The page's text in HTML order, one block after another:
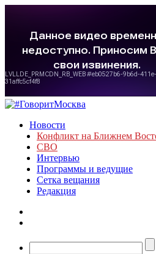
Новости
Конфликт на Ближнем
СВО
Интервью
Программы и ведущие
Сетка вещания
Редакция